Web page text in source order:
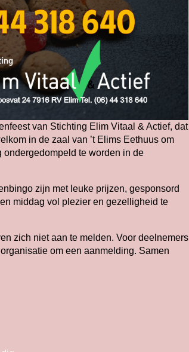
van Stichting Elim Vitaal & Actief, dat
in de zaal van ’t Elims Eethuus om
te worden in de
zijn met leuke prijzen, gesponsord
middag vol plezier en gezelligheid te
zich niet aan te melden. Voor deelnemers
om een aanmelding. Samen